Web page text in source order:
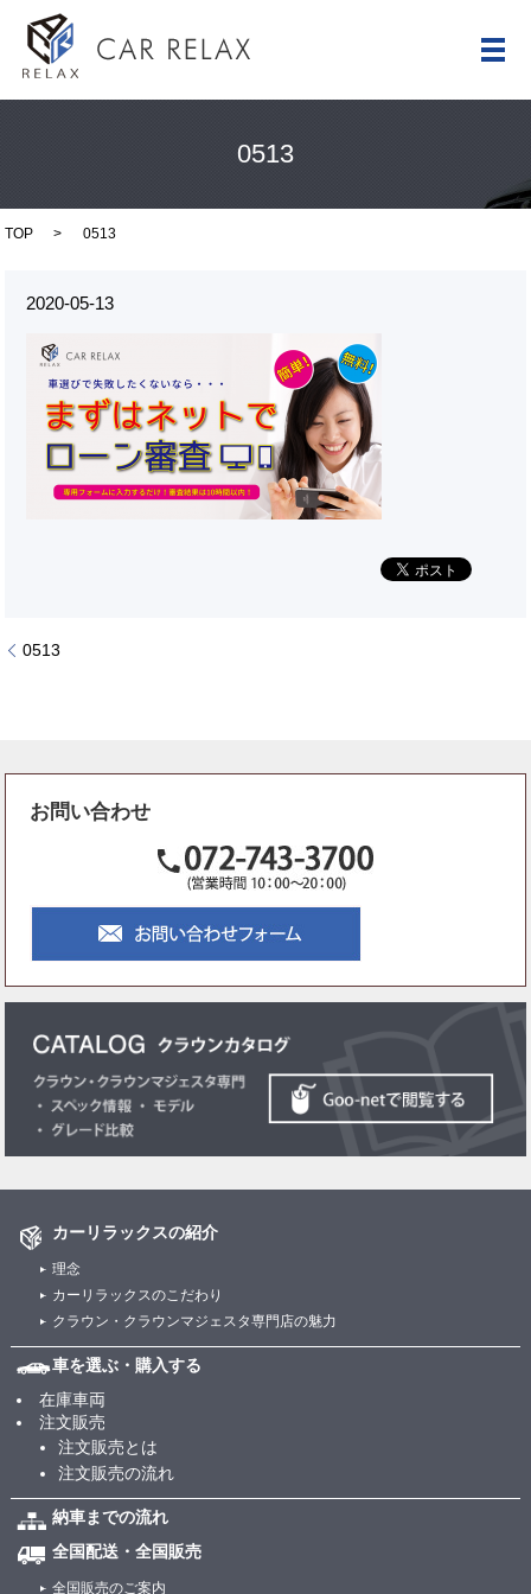
メ
0513
TOP 0513
2020-05-13
0513
お問い合わせ
カーリラックスの紹介
理念
カーリラックスのこだわり
クラウン・クラウンマジェスタ専門店の魅力
車を選ぶ・購入する
在庫車両
注文販売
注文販売とは
注文販売の流れ
納車までの流れ
全国配送・全国販売
全国販売のご案内